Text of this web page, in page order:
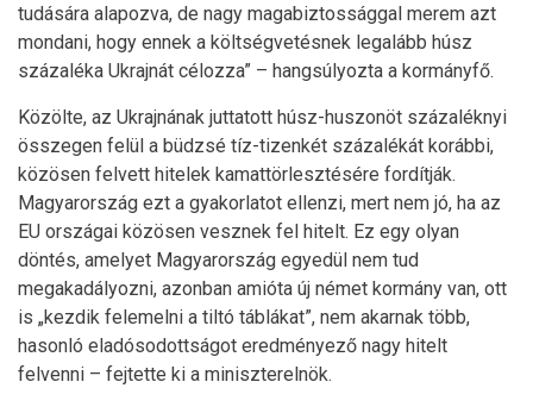
tudására alapozva, de nagy magabiztossággal merem azt
mondani, hogy ennek a költségvetésnek legalább húsz
százaléka Ukrajnát célozza” – hangsúlyozta a kormányfő.
Közölte, az Ukrajnának juttatott húsz-huszonöt százaléknyi
összegen felül a büdzsé tíz-tizenkét százalékát korábbi,
közösen felvett hitelek kamattörlesztésére fordítják.
Magyarország ezt a gyakorlatot ellenzi, mert nem jó, ha az
EU országai közösen vesznek fel hitelt. Ez egy olyan
döntés, amelyet Magyarország egyedül nem tud
megakadályozni, azonban amióta új német kormány van, ott
is „kezdik felemelni a tiltó táblákat”, nem akarnak több,
hasonló eladósodottságot eredményező nagy hitelt
felvenni – fejtette ki a miniszterelnök.